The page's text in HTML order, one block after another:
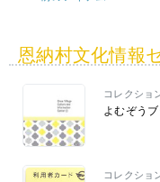
恩納村文化情報
コレクショ
よむぞう
コレクショ